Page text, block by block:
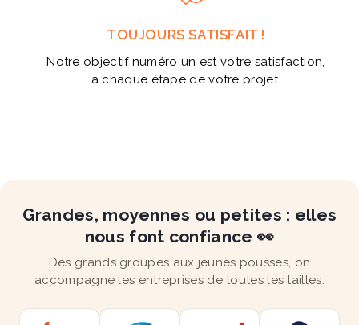
TOUJOURS SATISFAIT !
Notre objectif numéro un est votre satisfaction,
à chaque étape de votre projet.
Grandes, moyennes ou petites : elles
nous font confiance 👀
Des grands groupes aux jeunes pousses, on
accompagne les entreprises de toutes les tailles.